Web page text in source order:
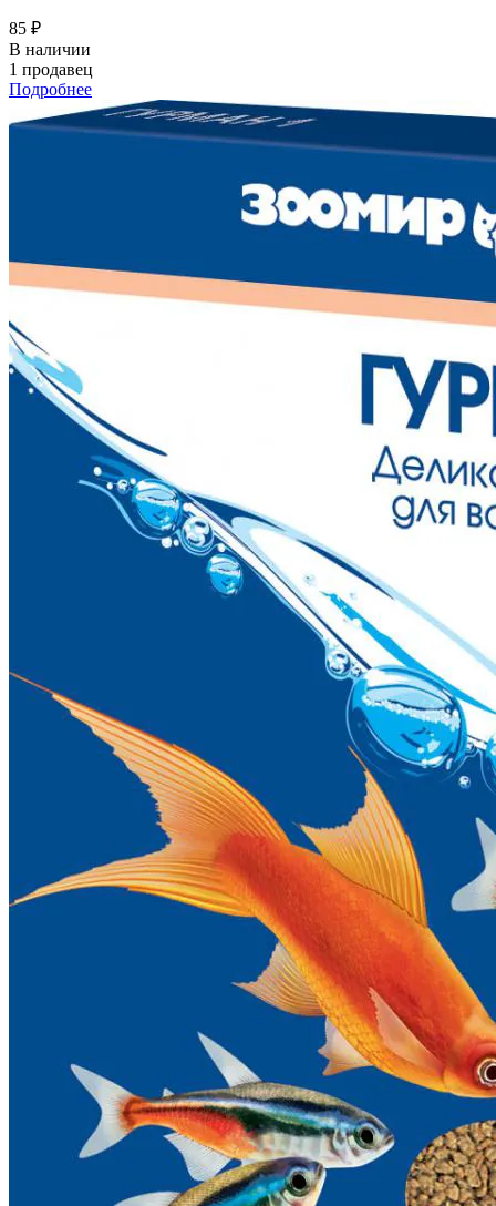
85 ₽
В наличии
1 продавец
Подробнее